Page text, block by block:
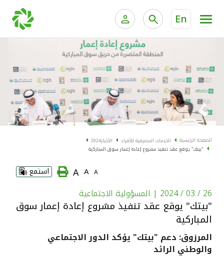
En
الخدمات المصرفية الإلكترونية للأفراد
الخدمات المصرفية الإلكترونية للشركات
خدمة "بيتك" للتداول الإلكتروني
الخدمات المصرفية للأفراد الخدمات المالية الخاصة
الحسابات المصرفية
البطاقات
"برامج العملاء"
الاستثمار
القنوات المصرفية
الصفحة الرئيسية الخدمات المصرفية للأفراد الأخبار2024
"بيتك" يوقع عقد تنفيذ مشروع إعادة إعمار سوق المباركية
A
A
A استمع
26 / 03 / 2024 | المسؤولية الاجتماعية
"بيتك" يوقع عقد تنفيذ مشروع إعادة إعمار سوق
المباركية
المرزوق: دعم "بيتك" يؤكد الدور الاجتماعي
والوطني الرائد